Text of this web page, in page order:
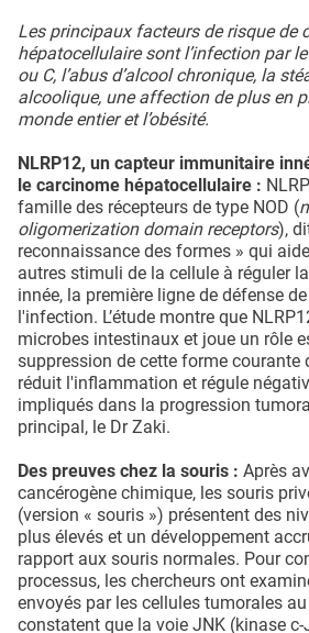
Les principaux facteurs de risque de
hépatocellulaire sont l’infection par
ou C, l’abus d’alcool chronique, la
alcoolique, une affection de plus en
monde entier et l’obésité.
NLRP12, un capteur immunitaire
le carcinome hépatocellulaire :
famille des récepteurs de type NOD (
oligomerization domain receptors),
reconnaissance des formes » qui
autres stimuli de la cellule à réguler
innée, la première ligne de défense
l'infection. L’étude montre que
microbes intestinaux et joue un rôle
suppression de cette forme courante
réduit l'inflammation et régule
impliqués dans la progression
principal, le Dr Zaki.
Des preuves chez la souris : Après
cancérogène chimique, les souris
(version « souris ») présentent des
plus élevés et un développement
rapport aux souris normales. Pour
processus, les chercheurs ont
envoyés par les cellules tumorales
constatent que la voie JNK (kinase